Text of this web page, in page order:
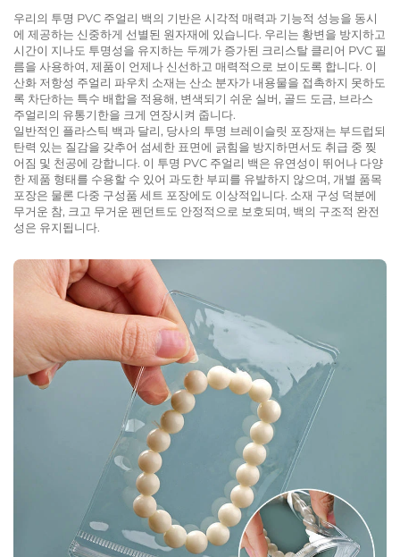
우리의 투명 PVC 주얼리 백의 기반은 시각적 매력과 기능적 성능을 동시
에 제공하는 신중하게 선별된 원자재에 있습니다. 우리는 황변을 방지하고
시간이 지나도 투명성을 유지하는 두께가 증가된 크리스탈 클리어 PVC 필
름을 사용하여, 제품이 언제나 신선하고 매력적으로 보이도록 합니다. 이
산화 저항성 주얼리 파우치 소재는 산소 분자가 내용물을 접촉하지 못하도
록 차단하는 특수 배합을 적용해, 변색되기 쉬운 실버, 골드 도금, 브라스
주얼리의 유통기한을 크게 연장시켜 줍니다.
일반적인 플라스틱 백과 달리, 당사의 투명 브레이슬릿 포장재는 부드럽되
탄력 있는 질감을 갖추어 섬세한 표면에 긁힘을 방지하면서도 취급 중 찢
어짐 및 천공에 강합니다. 이 투명 PVC 주얼리 백은 유연성이 뛰어나 다양
한 제품 형태를 수용할 수 있어 과도한 부피를 유발하지 않으며, 개별 품목
포장은 물론 다중 구성품 세트 포장에도 이상적입니다. 소재 구성 덕분에
무거운 참, 크고 무거운 펜던트도 안정적으로 보호되며, 백의 구조적 완전
성은 유지됩니다.